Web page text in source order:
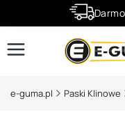
Rabaty
e-guma.pl Paski Klinowe